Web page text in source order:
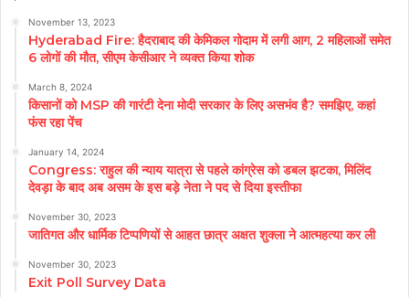
November 13, 2023
Hyderabad Fire: हैदराबाद की केमिकल गोदाम में लगी आग, 2 महिलाओं समेत
6 लोगों की मौत, सीएम केसीआर ने व्यक्त किया शोक
March 8, 2024
किसानों को MSP की गारंटी देना मोदी सरकार के लिए असभंव है? समझिए, कहां
फंस रहा पेंच
January 14, 2024
Congress: राहुल की न्याय यात्रा से पहले कांग्रेस को डबल झटका, मिलिंद
देवड़ा के बाद अब असम के इस बड़े नेता ने पद से दिया इस्तीफा
November 30, 2023
जातिगत और धार्मिक टिप्पणियों से आहत छात्र अक्षत शुक्ला ने आत्महत्या कर ली
November 30, 2023
Exit Poll Survey Data